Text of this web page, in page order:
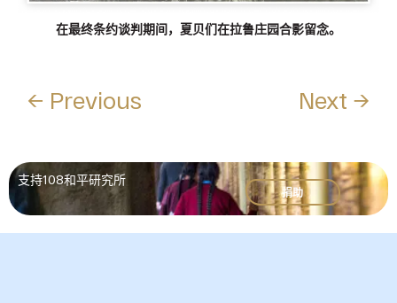
在最终条约谈判期间，夏贝们在拉鲁庄园合影留念。
← Previous Next →
支持108和平研究所
捐助